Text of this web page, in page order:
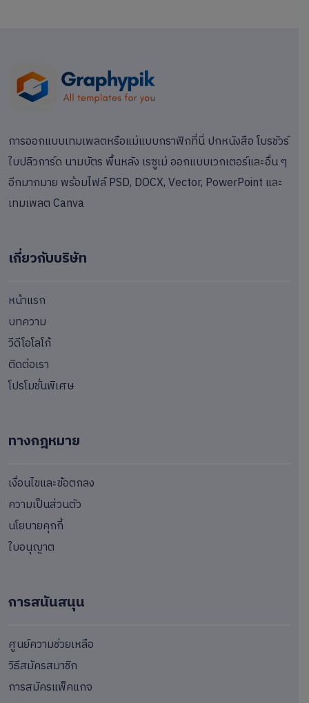
การออกแบบเทมเพลตหรือแม่แบบกราฟิกที่นี่ ปกหนังสือ โบรชัวร์
ใบปลิวการ์ด นามบัตร พื้นหลัง เรซูเม่ ออกแบบเวกเตอร์และอื่น ๆ
อีกมากมาย พร้อมไฟล์ PSD, DOCX, Vector, PowerPoint และ
เทมเพลต Canva
เกี่ยวกับบริษัท
หน้าแรก
บทความ
วีดีโอโลโก้
ติดต่อเรา
โปรโมชั่นพิเศษ
ทางกฎหมาย
เงื่อนไขและข้อตกลง
ความเป็นส่วนตัว
นโยบายคุกกี้
ใบอนุญาต
การสนันสนุน
ศูนย์ความช่วยเหลือ
วิธีสมัครสมาชิก
การสมัครแพ็คแกจ